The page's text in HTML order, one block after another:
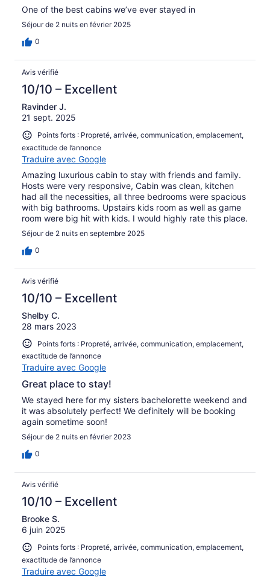
One of the best cabins we’ve ever stayed in
Séjour de 2 nuits en février 2025
0
Avis vérifié
10/10 – Excellent
Ravinder J.
21 sept. 2025
Points forts : Propreté, arrivée, communication, emplacement,
exactitude de l’annonce
Traduire avec Google
Amazing luxurious cabin to stay with friends and family.
Hosts were very responsive, Cabin was clean, kitchen
had all the necessities, all three bedrooms were spacious
with big bathrooms. Upstairs kids room as well as game
room were big hit with kids. I would highly rate this place.
Séjour de 2 nuits en septembre 2025
0
Avis vérifié
10/10 – Excellent
Shelby C.
28 mars 2023
Points forts : Propreté, arrivée, communication, emplacement,
exactitude de l’annonce
Traduire avec Google
Great place to stay!
We stayed here for my sisters bachelorette weekend and
it was absolutely perfect! We definitely will be booking
again sometime soon!
Séjour de 2 nuits en février 2023
0
Avis vérifié
10/10 – Excellent
Brooke S.
6 juin 2025
Points forts : Propreté, arrivée, communication, emplacement,
exactitude de l’annonce
Traduire avec Google